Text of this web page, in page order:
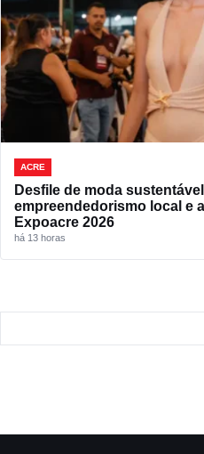
ACRE
Desfile de moda
empreendedorismo local e
Expoacre 2026
há 13 horas